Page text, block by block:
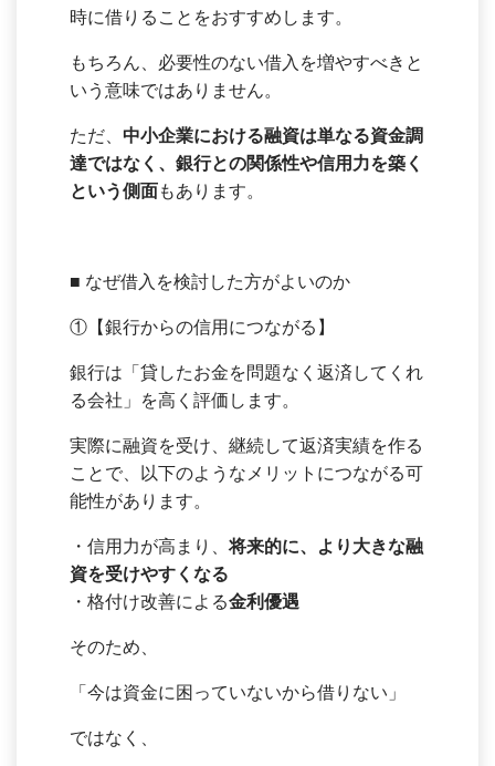
時に借りることをおすすめします。
もちろん、必要性のない借入を増やすべきと
いう意味ではありません。
ただ、 中小企業における融資は単なる資金調
達ではなく、銀行との関係性や信用力を築く
という側面もあります。
■ なぜ借入を検討した方がよいのか
①【銀行からの信用につながる】
銀行は「貸したお金を問題なく返済してくれ
る会社」を高く評価します。
実際に融資を受け、継続して返済実績を作る
ことで、以下のようなメリットにつながる可
能性があります。
・信用力が高まり、将来的に、より大きな融
資を受けやすくなる
・格付け改善による金利優遇
そのため、
「今は資金に困っていないから借りない」
ではなく、